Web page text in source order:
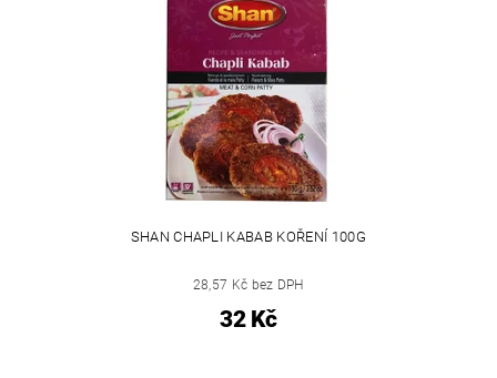
SHAN CHAPLI KABAB KOŘENÍ 100G
28,57 Kč bez DPH
32 Kč